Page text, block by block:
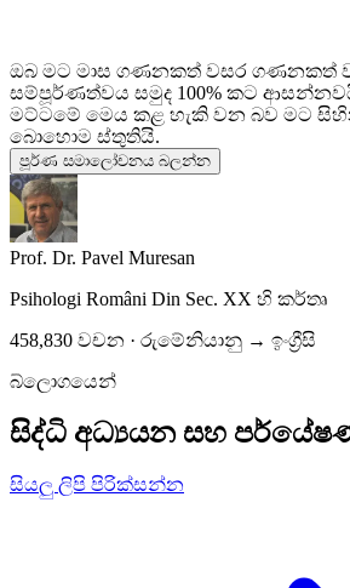
ඔබ මට මාස ගණනකත් වසර ගණනකත්
සම්පූර්ණත්වය සමුද 100% කට
මට්ටමේ මෙය කළ හැකි වන බව මට
බොහොම ස්තුතියි.
පූර්ණ සමාලෝචනය බලන්න
Prof. Dr. Pavel Muresan
Psihologi Români Din Sec. XX හි කර්තෘ
458,830 වචන · රුමේනියානු → ඉංග්‍රීසි
බ්ලොගයෙන්
සිද්ධි අධ්‍යයන සහ
සියලු ලිපි පිරික්සන්න